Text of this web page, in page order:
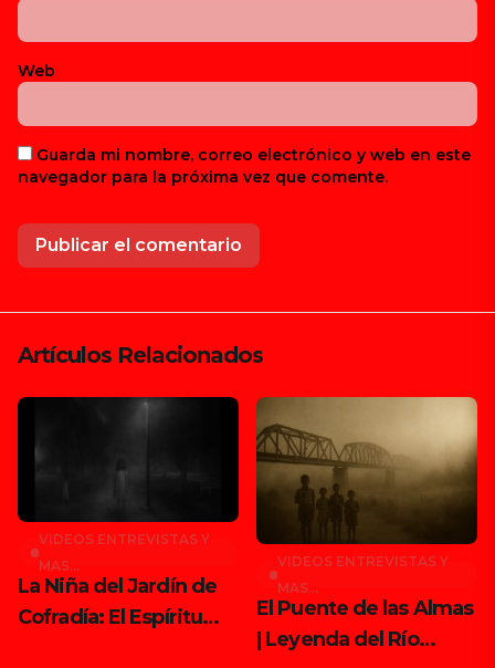
Web
Guarda mi nombre, correo electrónico y web en este
navegador para la próxima vez que comente.
Artículos Relacionados
VIDEOS ENTREVISTAS Y
MAS...
La Niña del Jardín de
Cofradía: El Espíritu
VIDEOS ENTREVISTAS Y
MAS...
El Puente de las Almas
| Leyenda del Río